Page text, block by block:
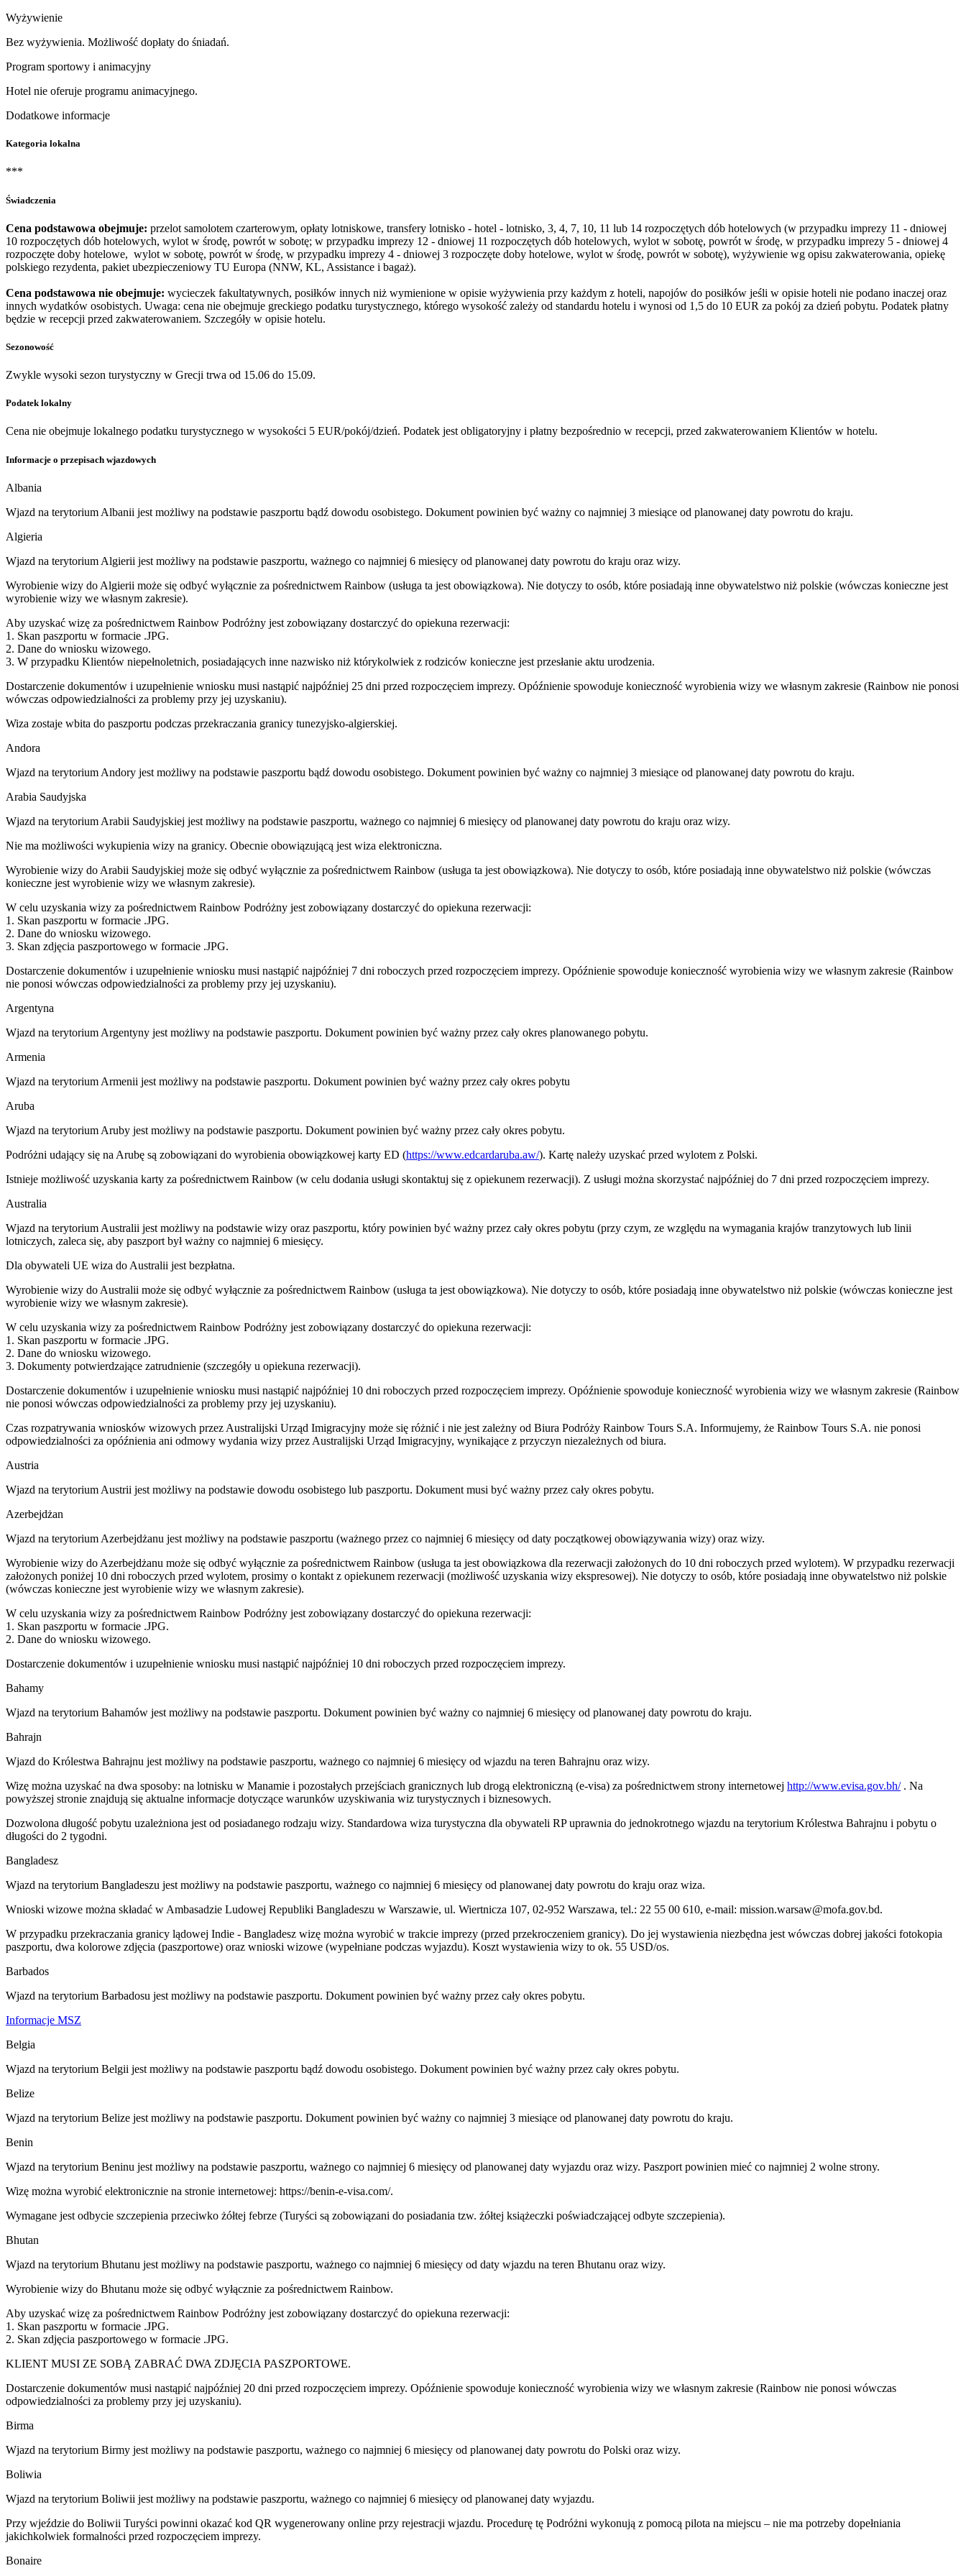
Wyżywienie
Bez wyżywienia. Możliwość dopłaty do śniadań.
Program sportowy i animacyjny
Hotel nie oferuje programu animacyjnego.
Dodatkowe informacje
Kategoria lokalna
***
Świadczenia
Cena podstawowa obejmuje: przelot samolotem czarterowym, opłaty lotniskowe, transfery lotnisko - hotel - lotnisko, 3, 4, 7, 10, 11 lub 14 rozpoczętych dób hotelowych (w przypadku imprezy 11 - dniowej
10 rozpoczętych dób hotelowych, wylot w środę, powrót w sobotę; w przypadku imprezy 12 - dniowej 11 rozpoczętych dób hotelowych, wylot w sobotę, powrót w środę, w przypadku imprezy 5 - dniowej 4
rozpoczęte doby hotelowe, wylot w sobotę, powrót w środę, w przypadku imprezy 4 - dniowej 3 rozpoczęte doby hotelowe, wylot w środę, powrót w sobotę), wyżywienie wg opisu zakwaterowania, opiekę
polskiego rezydenta, pakiet ubezpieczeniowy TU Europa (NNW, KL, Assistance i bagaż).
Cena podstawowa nie obejmuje: wycieczek fakultatywnych, posiłków innych niż wymienione w opisie wyżywienia przy każdym z hoteli, napojów do posiłków jeśli w opisie hoteli nie podano inaczej oraz
innych wydatków osobistych. Uwaga: cena nie obejmuje greckiego podatku turystycznego, którego wysokość zależy od standardu hotelu i wynosi od 1,5 do 10 EUR za pokój za dzień pobytu. Podatek płatny
będzie w recepcji przed zakwaterowaniem. Szczegóły w opisie hotelu.
Sezonowość
Zwykle wysoki sezon turystyczny w Grecji trwa od 15.06 do 15.09.
Podatek lokalny
Cena nie obejmuje lokalnego podatku turystycznego w wysokości 5 EUR/pokój/dzień. Podatek jest obligatoryjny i płatny bezpośrednio w recepcji, przed zakwaterowaniem Klientów w hotelu.
Informacje o przepisach wjazdowych
Albania
Wjazd na terytorium Albanii jest możliwy na podstawie paszportu bądź dowodu osobistego. Dokument powinien być ważny co najmniej 3 miesiące od planowanej daty powrotu do kraju.
Algieria
Wjazd na terytorium Algierii jest możliwy na podstawie paszportu, ważnego co najmniej 6 miesięcy od planowanej daty powrotu do kraju oraz wizy.
Wyrobienie wizy do Algierii może się odbyć wyłącznie za pośrednictwem Rainbow (usługa ta jest obowiązkowa). Nie dotyczy to osób, które posiadają inne obywatelstwo niż polskie (wówczas konieczne jest
wyrobienie wizy we własnym zakresie).
Aby uzyskać wizę za pośrednictwem Rainbow Podróżny jest zobowiązany dostarczyć do opiekuna rezerwacji:
1. Skan paszportu w formacie .JPG.
2. Dane do wniosku wizowego.
3. W przypadku Klientów niepełnoletnich, posiadających inne nazwisko niż którykolwiek z rodziców konieczne jest przesłanie aktu urodzenia.
Dostarczenie dokumentów i uzupełnienie wniosku musi nastąpić najpóźniej 25 dni przed rozpoczęciem imprezy. Opóźnienie spowoduje konieczność wyrobienia wizy we własnym zakresie (Rainbow nie ponosi
wówczas odpowiedzialności za problemy przy jej uzyskaniu).
Wiza zostaje wbita do paszportu podczas przekraczania granicy tunezyjsko-algierskiej.
Andora
Wjazd na terytorium Andory jest możliwy na podstawie paszportu bądź dowodu osobistego. Dokument powinien być ważny co najmniej 3 miesiące od planowanej daty powrotu do kraju.
Arabia Saudyjska
Wjazd na terytorium Arabii Saudyjskiej jest możliwy na podstawie paszportu, ważnego co najmniej 6 miesięcy od planowanej daty powrotu do kraju oraz wizy.
Nie ma możliwości wykupienia wizy na granicy. Obecnie obowiązującą jest wiza elektroniczna.
Wyrobienie wizy do Arabii Saudyjskiej może się odbyć wyłącznie za pośrednictwem Rainbow (usługa ta jest obowiązkowa). Nie dotyczy to osób, które posiadają inne obywatelstwo niż polskie (wówczas
konieczne jest wyrobienie wizy we własnym zakresie).
W celu uzyskania wizy za pośrednictwem Rainbow Podróżny jest zobowiązany dostarczyć do opiekuna rezerwacji:
1. Skan paszportu w formacie .JPG.
2. Dane do wniosku wizowego.
3. Skan zdjęcia paszportowego w formacie .JPG.
Dostarczenie dokumentów i uzupełnienie wniosku musi nastąpić najpóźniej 7 dni roboczych przed rozpoczęciem imprezy. Opóźnienie spowoduje konieczność wyrobienia wizy we własnym zakresie (Rainbow
nie ponosi wówczas odpowiedzialności za problemy przy jej uzyskaniu).
Argentyna
Wjazd na terytorium Argentyny jest możliwy na podstawie paszportu. Dokument powinien być ważny przez cały okres planowanego pobytu.
Armenia
Wjazd na terytorium Armenii jest możliwy na podstawie paszportu. Dokument powinien być ważny przez cały okres pobytu
Aruba
Wjazd na terytorium Aruby jest możliwy na podstawie paszportu. Dokument powinien być ważny przez cały okres pobytu.
Podróżni udający się na Arubę są zobowiązani do wyrobienia obowiązkowej karty ED (https://www.edcardaruba.aw/). Kartę należy uzyskać przed wylotem z Polski.
Istnieje możliwość uzyskania karty za pośrednictwem Rainbow (w celu dodania usługi skontaktuj się z opiekunem rezerwacji). Z usługi można skorzystać najpóźniej do 7 dni przed rozpoczęciem imprezy.
Australia
Wjazd na terytorium Australii jest możliwy na podstawie wizy oraz paszportu, który powinien być ważny przez cały okres pobytu (przy czym, ze względu na wymagania krajów tranzytowych lub linii
lotniczych, zaleca się, aby paszport był ważny co najmniej 6 miesięcy.
Dla obywateli UE wiza do Australii jest bezpłatna.
Wyrobienie wizy do Australii może się odbyć wyłącznie za pośrednictwem Rainbow (usługa ta jest obowiązkowa). Nie dotyczy to osób, które posiadają inne obywatelstwo niż polskie (wówczas konieczne jest
wyrobienie wizy we własnym zakresie).
W celu uzyskania wizy za pośrednictwem Rainbow Podróżny jest zobowiązany dostarczyć do opiekuna rezerwacji:
1. Skan paszportu w formacie .JPG.
2. Dane do wniosku wizowego.
3. Dokumenty potwierdzające zatrudnienie (szczegóły u opiekuna rezerwacji).
Dostarczenie dokumentów i uzupełnienie wniosku musi nastąpić najpóźniej 10 dni roboczych przed rozpoczęciem imprezy. Opóźnienie spowoduje konieczność wyrobienia wizy we własnym zakresie (Rainbow
nie ponosi wówczas odpowiedzialności za problemy przy jej uzyskaniu).
Czas rozpatrywania wniosków wizowych przez Australijski Urząd Imigracyjny może się różnić i nie jest zależny od Biura Podróży Rainbow Tours S.A. Informujemy, że Rainbow Tours S.A. nie ponosi
odpowiedzialności za opóźnienia ani odmowy wydania wizy przez Australijski Urząd Imigracyjny, wynikające z przyczyn niezależnych od biura.
Austria
Wjazd na terytorium Austrii jest możliwy na podstawie dowodu osobistego lub paszportu. Dokument musi być ważny przez cały okres pobytu.
Azerbejdżan
Wjazd na terytorium Azerbejdżanu jest możliwy na podstawie paszportu (ważnego przez co najmniej 6 miesięcy od daty początkowej obowiązywania wizy) oraz wizy.
Wyrobienie wizy do Azerbejdżanu może się odbyć wyłącznie za pośrednictwem Rainbow (usługa ta jest obowiązkowa dla rezerwacji założonych do 10 dni roboczych przed wylotem). W przypadku rezerwacji
założonych poniżej 10 dni roboczych przed wylotem, prosimy o kontakt z opiekunem rezerwacji (możliwość uzyskania wizy ekspresowej). Nie dotyczy to osób, które posiadają inne obywatelstwo niż polskie
(wówczas konieczne jest wyrobienie wizy we własnym zakresie).
W celu uzyskania wizy za pośrednictwem Rainbow Podróżny jest zobowiązany dostarczyć do opiekuna rezerwacji:
1. Skan paszportu w formacie .JPG.
2. Dane do wniosku wizowego.
Dostarczenie dokumentów i uzupełnienie wniosku musi nastąpić najpóźniej 10 dni roboczych przed rozpoczęciem imprezy.
Bahamy
Wjazd na terytorium Bahamów jest możliwy na podstawie paszportu. Dokument powinien być ważny co najmniej 6 miesięcy od planowanej daty powrotu do kraju.
Bahrajn
Wjazd do Królestwa Bahrajnu jest możliwy na podstawie paszportu, ważnego co najmniej 6 miesięcy od wjazdu na teren Bahrajnu oraz wizy.
Wizę można uzyskać na dwa sposoby: na lotnisku w Manamie i pozostałych przejściach granicznych lub drogą elektroniczną (e-visa) za pośrednictwem strony internetowej http://www.evisa.gov.bh/. Na
powyższej stronie znajdują się aktualne informacje dotyczące warunków uzyskiwania wiz turystycznych i biznesowych.
Dozwolona długość pobytu uzależniona jest od posiadanego rodzaju wizy. Standardowa wiza turystyczna dla obywateli RP uprawnia do jednokrotnego wjazdu na terytorium Królestwa Bahrajnu i pobytu o
długości do 2 tygodni.
Bangladesz
Wjazd na terytorium Bangladeszu jest możliwy na podstawie paszportu, ważnego co najmniej 6 miesięcy od planowanej daty powrotu do kraju oraz wiza.
Wnioski wizowe można składać w Ambasadzie Ludowej Republiki Bangladeszu w Warszawie, ul. Wiertnicza 107, 02-952 Warszawa, tel.: 22 55 00 610, e-mail: mission.warsaw@mofa.gov.bd.
W przypadku przekraczania granicy lądowej Indie - Bangladesz wizę można wyrobić w trakcie imprezy (przed przekroczeniem granicy). Do jej wystawienia niezbędna jest wówczas dobrej jakości fotokopia
paszportu, dwa kolorowe zdjęcia (paszportowe) oraz wnioski wizowe (wypełniane podczas wyjazdu). Koszt wystawienia wizy to ok. 55 USD/os.
Barbados
Wjazd na terytorium Barbadosu jest możliwy na podstawie paszportu. Dokument powinien być ważny przez cały okres pobytu.
Informacje MSZ
Belgia
Wjazd na terytorium Belgii jest możliwy na podstawie paszportu bądź dowodu osobistego. Dokument powinien być ważny przez cały okres pobytu.
Belize
Wjazd na terytorium Belize jest możliwy na podstawie paszportu. Dokument powinien być ważny co najmniej 3 miesiące od planowanej daty powrotu do kraju.
Benin
Wjazd na terytorium Beninu jest możliwy na podstawie paszportu, ważnego co najmniej 6 miesięcy od planowanej daty wyjazdu oraz wizy. Paszport powinien mieć co najmniej 2 wolne strony.
Wizę można wyrobić elektronicznie na stronie internetowej: https://benin-e-visa.com/.
Wymagane jest odbycie szczepienia przeciwko żółtej febrze (Turyści są zobowiązani do posiadania tzw. żółtej książeczki poświadczającej odbyte szczepienia).
Bhutan
Wjazd na terytorium Bhutanu jest możliwy na podstawie paszportu, ważnego co najmniej 6 miesięcy od daty wjazdu na teren Bhutanu oraz wizy.
Wyrobienie wizy do Bhutanu może się odbyć wyłącznie za pośrednictwem Rainbow.
Aby uzyskać wizę za pośrednictwem Rainbow Podróżny jest zobowiązany dostarczyć do opiekuna rezerwacji:
1. Skan paszportu w formacie .JPG.
2. Skan zdjęcia paszportowego w formacie .JPG.
KLIENT MUSI ZE SOBĄ ZABRAĆ DWA ZDJĘCIA PASZPORTOWE.
Dostarczenie dokumentów musi nastąpić najpóźniej 20 dni przed rozpoczęciem imprezy. Opóźnienie spowoduje konieczność wyrobienia wizy we własnym zakresie (Rainbow nie ponosi wówczas
odpowiedzialności za problemy przy jej uzyskaniu).
Birma
Wjazd na terytorium Birmy jest możliwy na podstawie paszportu, ważnego co najmniej 6 miesięcy od planowanej daty powrotu do Polski oraz wizy.
Boliwia
Wjazd na terytorium Boliwii jest możliwy na podstawie paszportu, ważnego co najmniej 6 miesięcy od planowanej daty wyjazdu.
Przy wjeździe do Boliwii Turyści powinni okazać kod QR wygenerowany online przy rejestracji wjazdu. Procedurę tę Podróżni wykonują z pomocą pilota na miejscu – nie ma potrzeby dopełniania
jakichkolwiek formalności przed rozpoczęciem imprezy.
Bonaire